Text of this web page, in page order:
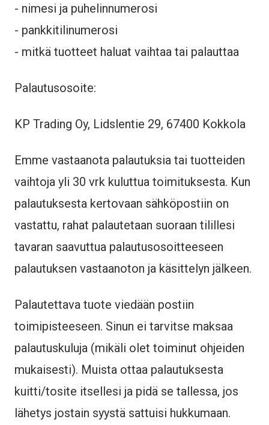
- nimesi ja puhelinnumerosi
- pankkitilinumerosi
- mitkä tuotteet haluat vaihtaa tai palauttaa
Palautusosoite:
KP Trading Oy, Lidslentie 29, 67400 Kokkola
Emme vastaanota palautuksia tai tuotteiden
vaihtoja yli 30 vrk kuluttua toimituksesta. Kun
palautuksesta kertovaan sähköpostiin on
vastattu, rahat palautetaan suoraan tilillesi
tavaran saavuttua palautusosoitteeseen
palautuksen vastaanoton ja käsittelyn jälkeen.
Palautettava tuote viedään postiin
toimipisteeseen. Sinun ei tarvitse maksaa
palautuskuluja (mikäli olet toiminut ohjeiden
mukaisesti). Muista ottaa palautuksesta
kuitti/tosite itsellesi ja pidä se tallessa, jos
lähetys jostain syystä sattuisi hukkumaan.